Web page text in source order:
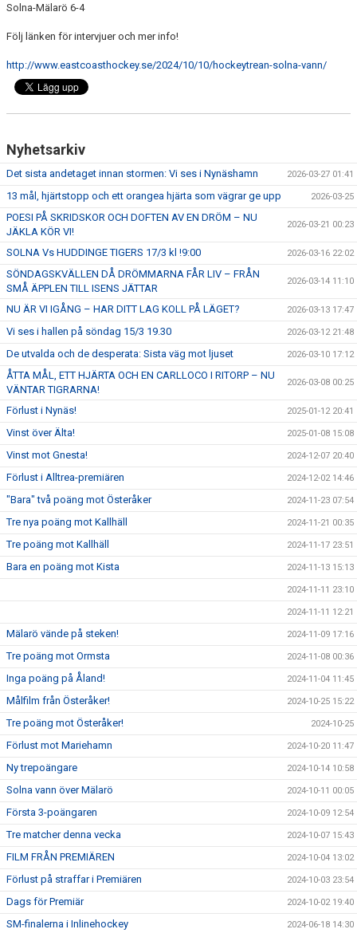
Solna-Mälarö 6-4
Följ länken för intervjuer och mer info!
http://www.eastcoasthockey.se/2024/10/10/hockeytrean-solna-vann/
Nyhetsarkiv
Det sista andetaget innan stormen: Vi ses i Nynäshamn 2026-03-27 01:41
13 mål, hjärtstopp och ett orangea hjärta som vägrar ge upp 2026-03-25
POESI PÅ SKRIDSKOR OCH DOFTEN AV EN DRÖM – NU
JÄKLA KÖR VI!
2026-03-21 00:23
SOLNA Vs HUDDINGE TIGERS 17/3 kl !9:00 2026-03-16 22:02
SÖNDAGSKVÄLLEN DÅ DRÖMMARNA FÅR LIV – FRÅN
SMÅ ÄPPLEN TILL ISENS JÄTTAR
2026-03-14 11:10
NU ÄR VI IGÅNG – HAR DITT LAG KOLL PÅ LÄGET? 2026-03-13 17:47
Vi ses i hallen på söndag 15/3 19.30 2026-03-12 21:48
De utvalda och de desperata: Sista väg mot ljuset 2026-03-10 17:12
ÅTTA MÅL, ETT HJÄRTA OCH EN CARLLOCO I RITORP – NU
VÄNTAR TIGRARNA!
2026-03-08 00:25
Förlust i Nynäs! 2025-01-12 20:41
Vinst över Älta! 2025-01-08 15:08
Vinst mot Gnesta! 2024-12-07 20:40
Förlust i Alltrea-premiären 2024-12-02 14:46
"Bara" två poäng mot Österåker 2024-11-23 07:54
Tre nya poäng mot Kallhäll 2024-11-21 00:35
Tre poäng mot Kallhäll 2024-11-17 23:51
Bara en poäng mot Kista 2024-11-13 15:13
2024-11-11 23:10
2024-11-11 12:21
Mälarö vände på steken! 2024-11-09 17:16
Tre poäng mot Ormsta 2024-11-08 00:36
Inga poäng på Åland! 2024-11-04 11:45
Målfilm från Österåker! 2024-10-25 15:22
Tre poäng mot Österåker! 2024-10-25
Förlust mot Mariehamn 2024-10-20 11:47
Ny trepoängare 2024-10-14 10:58
Solna vann över Mälarö 2024-10-11 00:05
Första 3-poängaren 2024-10-09 12:54
Tre matcher denna vecka 2024-10-07 15:43
FILM FRÅN PREMIÄREN 2024-10-04 13:02
Förlust på straffar i Premiären 2024-10-03 23:54
Dags för Premiär 2024-10-02 19:40
SM-finalerna i Inlinehockey 2024-06-18 14:30